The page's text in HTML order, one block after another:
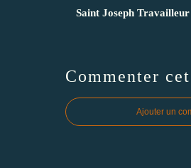
Saint Joseph Travailleur
Commenter
Ajouter un